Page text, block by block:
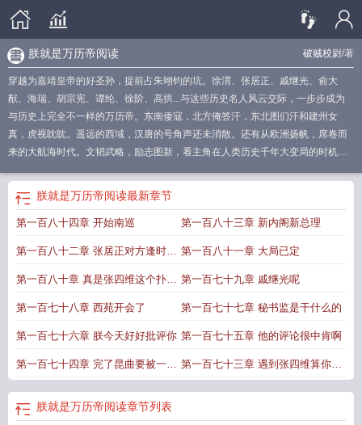
破贼校尉/著
朕就是万历帝阅读
穿越为嘉靖皇帝的好圣孙，提前占朱翊钧的坑。徐渭、张居正、戚继光、俞大
猷、海瑞、胡宗宪、谭纶、徐阶、高拱...与这些历史名人风云交际，一步步成为
与历史上完全不一样的万历帝。东南倭寇，北方俺答汗，东北图们汗和建州女
真，虎视眈眈。遥远的西域，汉唐的号角声还未消散。还有从欧洲扬帆，席卷而
来的大航海时代。文韬武略，励志图新，看主角在人类历史千年大变局的时机，
朕就是万历帝篱笆好 朕就是万历帝全文在线
万历帝笔趣阁无弹窗
帝精校朕就是万历帝全本朕就是万历帝最新章节笔趣阁 朕就是万历帝笔趣阁最
趣朕就是万历帝无弹窗手机版 朕就是万历帝笔趣阁最新章节TXT朕就是万历帝
在线朕就是万历帝完结免费朕就是万历帝免费全文阅读5200朕就是万历帝 百
读朕就是万历帝全本免费阅读 朕才是皇上 朕就是万历帝起点朕就是万历帝笔
趣阁
朕就是万历帝篱笆 朕就是万历帝全文免费阅读软件 朕就是万历帝123读书
是万历帝好看吗朕就是万历帝阁朕就是亡国君主朕就是万历帝全本完结免
费朕就是万历帝精校版朕就是万历帝免费阅读软件朕就是万历帝原著朕就是
万历帝全文免费朕就是万历帝TXT免费
线无弹窗朕就是万历帝手打无错字版朕就是万历帝精校版免费朕就是万历帝免
朕就是万历帝阅读最新章节
第一百八十四章 开始南巡 第一百八十三章 新内阁新总理
第一百八十二章 张居正对方逢时的
期望
第一百八十一章 大局已定
第一百八十章 真是张四维这个扑街
啊
第一百七十九章 戚继光呢
第一百七十八章 西苑开会了 第一百七十七章 秘书监是干什么的
第一百七十六章 朕今天好好批评你 第一百七十五章 他的评论很中肯啊
第一百七十四章 完了昆曲要被一网
打尽
第一百七十三章 遇到张四维算你们
倒霉
朕就是万历帝阅读章节列表